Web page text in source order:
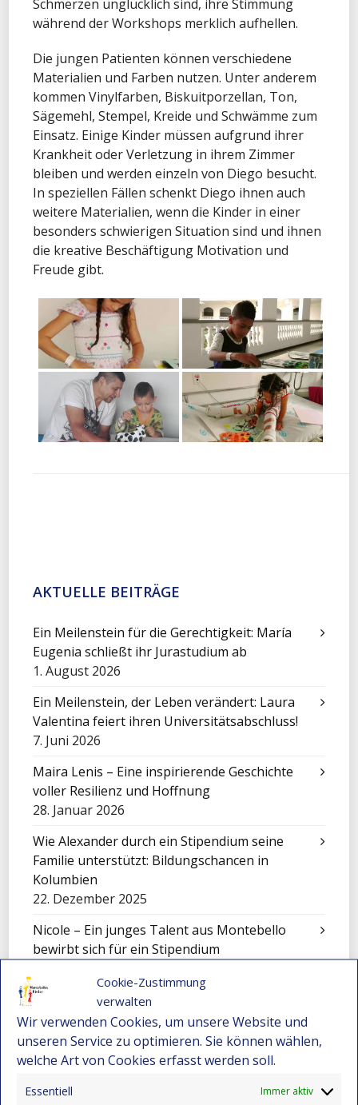
Cookie-Zustimmung
verwalten
Wir verwenden Cookies, um unsere Website und
unseren Service zu optimieren. Sie können wählen,
welche Art von Cookies erfasst werden soll.
Essentiell Immer aktiv
Schmerzen unglücklich sind, ihre Stimmung
während der Workshops merklich aufhellen.
Die jungen Patienten können verschiedene
Materialien und Farben nutzen. Unter anderem
kommen Vinylfarben, Biskuitporzellan, Ton,
Sägemehl, Stempel, Kreide und Schwämme zum
Einsatz. Einige Kinder müssen aufgrund ihrer
Krankheit oder Verletzung in ihrem Zimmer
bleiben und werden einzeln von Diego besucht.
In speziellen Fällen schenkt Diego ihnen auch
weitere Materialien, wenn die Kinder in einer
besonders schwierigen Situation sind und ihnen
die kreative Beschäftigung Motivation und
Freude gibt.
AKTUELLE BEITRÄGE
Ein Meilenstein für die Gerechtigkeit: María
Eugenia schließt ihr Jurastudium ab
1. August 2026
Ein Meilenstein, der Leben verändert: Laura
Valentina feiert ihren Universitätsabschluss!
7. Juni 2026
Maira Lenis – Eine inspirierende Geschichte
voller Resilienz und Hoffnung
28. Januar 2026
Wie Alexander durch ein Stipendium seine
Familie unterstützt: Bildungschancen in
Kolumbien
22. Dezember 2025
Nicole – Ein junges Talent aus Montebello
bewirbt sich für ein Stipendium
Darwin Bravo – Vom Landleben zur
Leidenschaft für Computer
22. Dezember 2025
Wenn Kunst den Schmerz berührt
15. Dezember 2025